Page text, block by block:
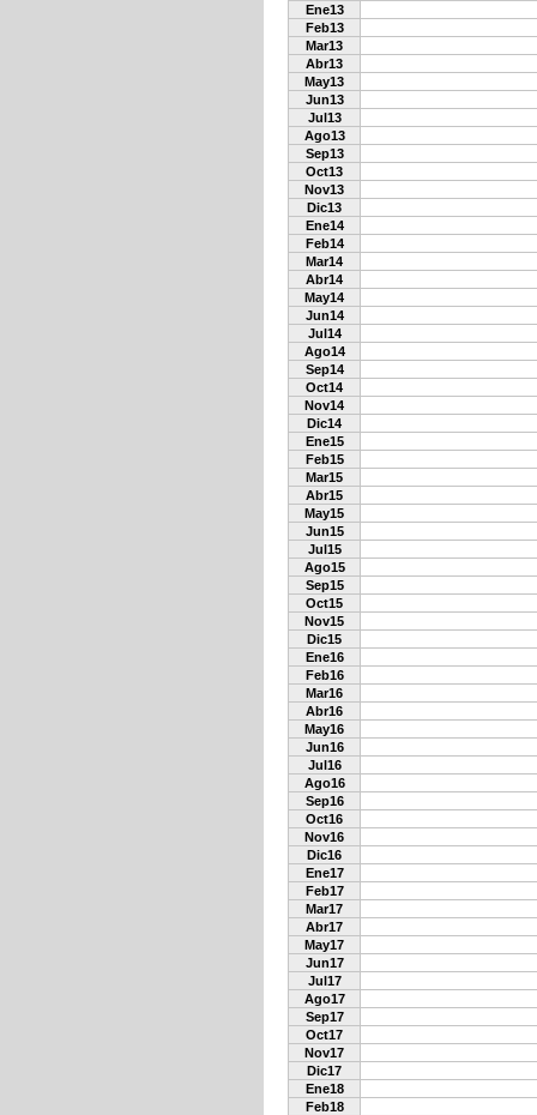
Ene13
Feb13
Mar13
Abr13
May13
Jun13
Jul13
Ago13
Sep13
Oct13
Nov13
Dic13
Ene14
Feb14
Mar14
Abr14
May14
Jun14
Jul14
Ago14
Sep14
Oct14
Nov14
Dic14
Ene15
Feb15
Mar15
Abr15
May15
Jun15
Jul15
Ago15
Sep15
Oct15
Nov15
Dic15
Ene16
Feb16
Mar16
Abr16
May16
Jun16
Jul16
Ago16
Sep16
Oct16
Nov16
Dic16
Ene17
Feb17
Mar17
Abr17
May17
Jun17
Jul17
Ago17
Sep17
Oct17
Nov17
Dic17
Ene18
Feb18